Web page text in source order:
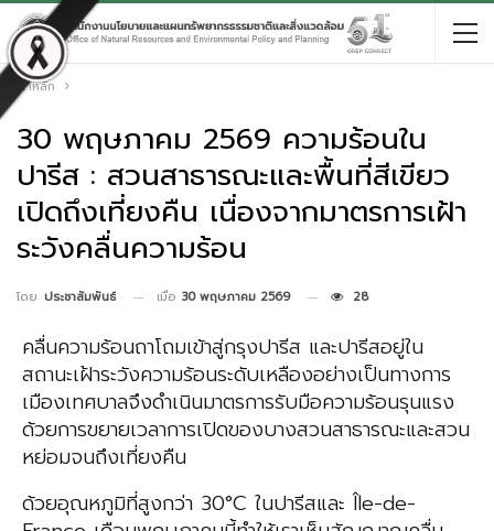
หน้าหลัก
30 พฤษภาคม 2569 ความร้อนใน
ปารีส : สวนสาธารณะและพื้นที่สีเขียว
เปิดถึงเที่ยงคืน เนื่องจากมาตรการเฝ้า
ระวังคลื่นความร้อน
โดย ประชาสัมพันธ์ เมื่อ 30 พฤษภาคม 2569 28
คลื่นความร้อนถาโถมเข้าสู่กรุงปารีส และปารีสอยู่ใน
สถานะเฝ้าระวังความร้อนระดับเหลืองอย่างเป็นทางการ
เมืองเทศบาลจึงดำเนินมาตรการรับมือความร้อนรุนแรง
ด้วยการขยายเวลาการเปิดของบางสวนสาธารณะและสวน
หย่อมจนถึงเที่ยงคืน
ด้วยอุณหภูมิที่สูงกว่า 30°C ในปารีสและ Île-de-